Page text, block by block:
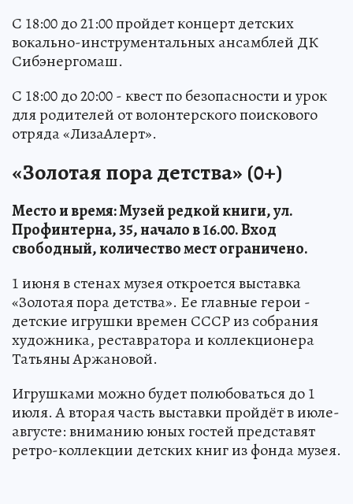
С 18:00 до 21:00 пройдет концерт детских
вокально-инструментальных ансамблей ДК
Сибэнергомаш.
С 18:00 до 20:00 - квест по безопасности и урок
для родителей от волонтерского поискового
отряда «ЛизаАлерт».
«Золотая пора детства» (0+)
Место и время: Музей редкой книги, ул.
Профинтерна, 35, начало в 16.00. Вход
свободный, количество мест ограничено.
1 июня в стенах музея откроется выставка
«Золотая пора детства». Ее главные герои -
детские игрушки времен СССР из собрания
художника, реставратора и коллекционера
Татьяны Аржановой.
Игрушками можно будет полюбоваться до 1
июля. А вторая часть выставки пройдёт в июле-
августе: вниманию юных гостей представят
ретро-коллекции детских книг из фонда музея.